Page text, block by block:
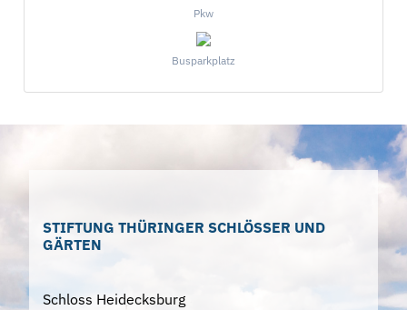
Pkw
Busparkplatz
STIFTUNG THÜRINGER SCHLÖSSER UND
GÄRTEN
Schloss Heidecksburg